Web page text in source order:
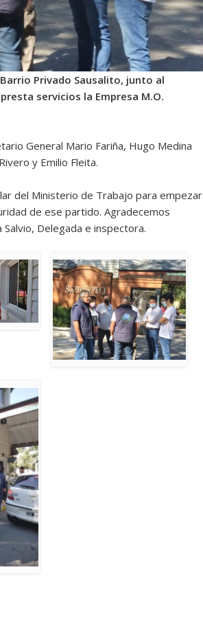
Privado Sausalito, junto al
servicios la Empresa M.O.
General Mario Fariña, Hugo Medina
y Emilio Fleita.
del Ministerio de Trabajo para empezar
de ese partido. Agradecemos
Delegada e inspectora.